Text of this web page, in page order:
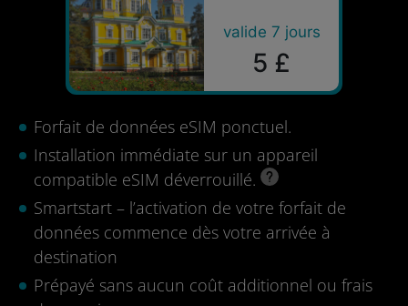
valide 7 jours
5 £
Forfait de données eSIM ponctuel.
Installation immédiate sur un appareil
compatible eSIM déverrouillé.
Smartstart – l’activation de votre forfait de
données commence dès votre arrivée à
destination
Prépayé sans aucun coût additionnel ou frais